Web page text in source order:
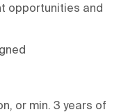
opportunities and
or min. 3 years of